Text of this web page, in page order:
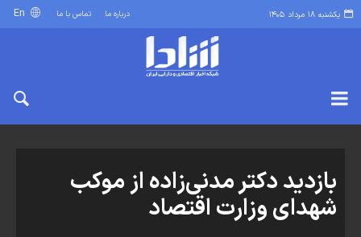
یکشنبه ۱۸ مرداد ۱۴۰۵ درباره ما تماس با ما
بازدید دکتر مدنی‌زاده از موکب
شهدای وزارت اقتصاد